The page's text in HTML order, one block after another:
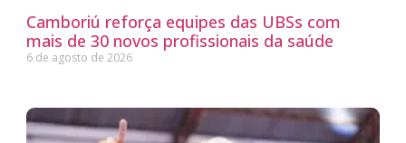
Camboriú reforça equipes das UBSs com
mais de 30 novos profissionais da saúde
6 de agosto de 2026